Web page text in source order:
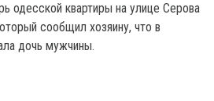
одесской квартиры на улице Серова
сообщил хозяину, что в
дочь мужчины.